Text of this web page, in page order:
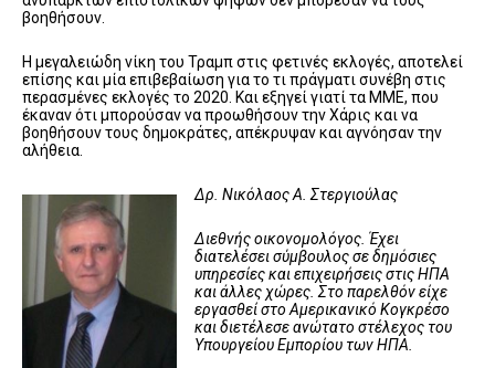
βοηθήσουν.
Η μεγαλειώδη νίκη του Τραμπ στις φετινές εκλογές, αποτελεί
επίσης και μία επιβεβαίωση για το τι πράγματι συνέβη στις
περασμένες εκλογές το 2020. Και εξηγεί γιατί τα ΜΜΕ, που
έκαναν ότι μπορούσαν να προωθήσουν την Χάρις και να
βοηθήσουν τους δημοκράτες, απέκρυψαν και αγνόησαν την
αλήθεια.
Δρ. Νικόλαος Α. Στεργιούλας
Διεθνής οικονομολόγος. Έχει
διατελέσει σύμβουλος σε δημόσιες
υπηρεσίες και επιχειρήσεις στις ΗΠΑ
και άλλες χώρες. Στο παρελθόν είχε
εργασθεί στο Αμερικανικό Κογκρέσο
και διετέλεσε ανώτατο στέλεχος του
Υπουργείου Εμπορίου των ΗΠΑ.